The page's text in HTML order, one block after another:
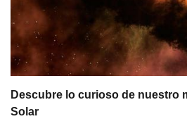
Descubre lo curioso de nuestro
Solar